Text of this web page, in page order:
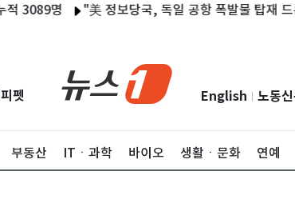
명 "美 정보당국, 독일 공항 폭발물 탑재 드론
펫 English 노동
부동산 ITㆍ과학 바이오 생활ㆍ문화 연예